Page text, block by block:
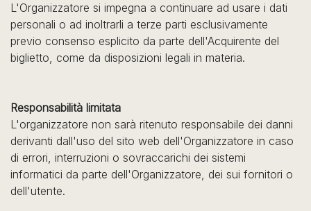
L'Organizzatore si impegna a continuare ad usare i dati
personali o ad inoltrarli a terze parti esclusivamente
previo consenso esplicito da parte dell'Acquirente del
biglietto, come da disposizioni legali in materia.
Responsabilità limitata
L'organizzatore non sarà ritenuto responsabile dei danni
derivanti dall'uso del sito web dell'Organizzatore in caso
di errori, interruzioni o sovraccarichi dei sistemi
informatici da parte dell'Organizzatore, dei sui fornitori o
dell'utente.